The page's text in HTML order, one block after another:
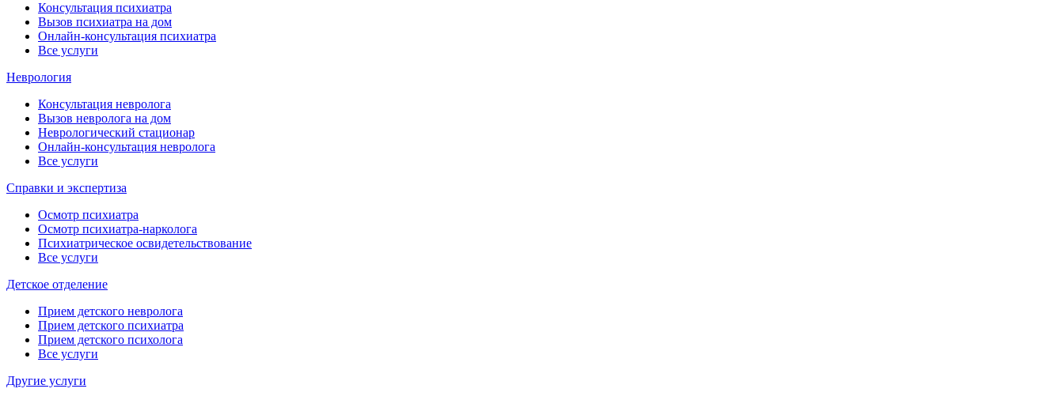
Консультация психиатра
Вызов психиатра на дом
Онлайн-консультация психиатра
Все услуги
Неврология
Консультация невролога
Вызов невролога на дом
Неврологический стационар
Онлайн-консультация невролога
Все услуги
Справки и экспертиза
Осмотр психиатра
Осмотр психиатра-нарколога
Психиатрическое освидетельствование
Все услуги
Детское отделение
Прием детского невролога
Прием детского психиатра
Прием детского психолога
Все услуги
Другие услуги